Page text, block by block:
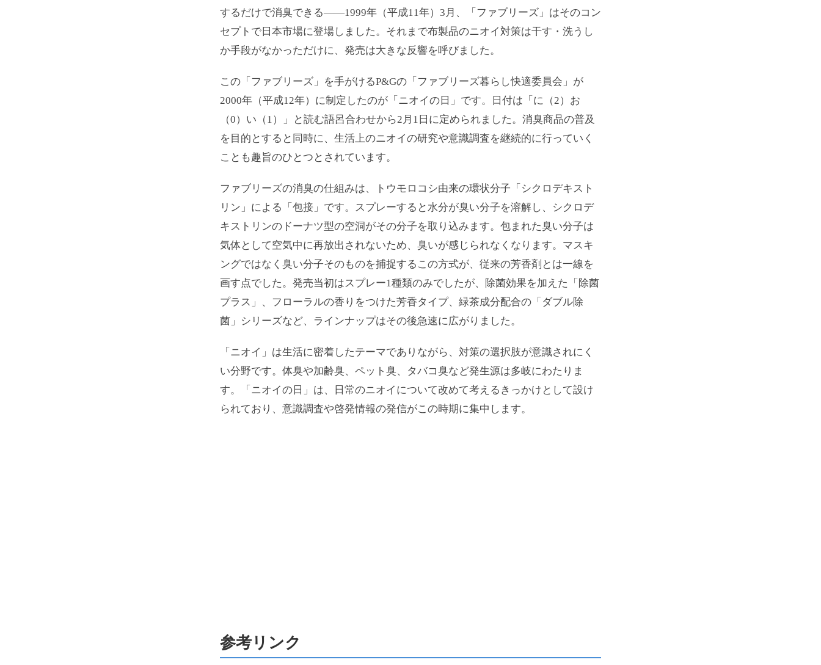
するだけで消臭できる——1999年（平成11年）3月、「ファブリーズ」はそのコン
セプトで日本市場に登場しました。それまで布製品のニオイ対策は干す・洗うし
か手段がなかっただけに、発売は大きな反響を呼びました。
この「ファブリーズ」を手がけるP&Gの「ファブリーズ暮らし快適委員会」が
2000年（平成12年）に制定したのが「ニオイの日」です。日付は「に（2）お
（0）い（1）」と読む語呂合わせから2月1日に定められました。消臭商品の普及
を目的とすると同時に、生活上のニオイの研究や意識調査を継続的に行っていく
ことも趣旨のひとつとされています。
ファブリーズの消臭の仕組みは、トウモロコシ由来の環状分子「シクロデキスト
リン」による「包接」です。スプレーすると水分が臭い分子を溶解し、シクロデ
キストリンのドーナツ型の空洞がその分子を取り込みます。包まれた臭い分子は
気体として空気中に再放出されないため、臭いが感じられなくなります。マスキ
ングではなく臭い分子そのものを捕捉するこの方式が、従来の芳香剤とは一線を
画す点でした。発売当初はスプレー1種類のみでしたが、除菌効果を加えた「除菌
プラス」、フローラルの香りをつけた芳香タイプ、緑茶成分配合の「ダブル除
菌」シリーズなど、ラインナップはその後急速に広がりました。
「ニオイ」は生活に密着したテーマでありながら、対策の選択肢が意識されにく
い分野です。体臭や加齢臭、ペット臭、タバコ臭など発生源は多岐にわたりま
す。「ニオイの日」は、日常のニオイについて改めて考えるきっかけとして設け
られており、意識調査や啓発情報の発信がこの時期に集中します。
参考リンク